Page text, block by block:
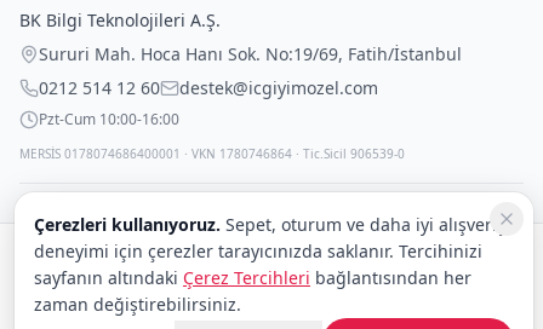
Fantazi İç Giyim
Çocuk İç Giyim
Outlet Fırsatları
İade Politikası
Gizli Paketleme
BK Bilgi Teknolojileri A.Ş.
Sururi Mah. Hoca Hanı Sok. No:19/69, Fatih/İstanbul
0212 514 12 60
destek@icgiyimozel.com
Pzt-Cum 10:00-16:00
MERSİS 0178074686400001 · VKN 1780746864 · Tic.Sicil 906539-0
Güvenli alışveriş:
Kargo:
Çerezleri kullanıyoruz. Sepet, oturum ve daha iyi alışveriş
deneyimi için çerezler tarayıcınızda saklanır. Tercihinizi
sayfanın altındaki Çerez Tercihleri bağlantısından her
zaman değiştirebilirsiniz.